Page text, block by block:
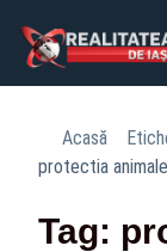
Acasă
protectia
Tag: